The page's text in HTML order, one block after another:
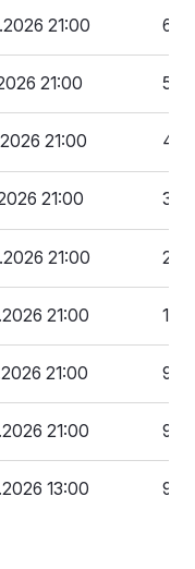
21:00
21:00 538
21:00
21:00
21:00 274
21:00 186
21:00 97
21:00 9
13:00